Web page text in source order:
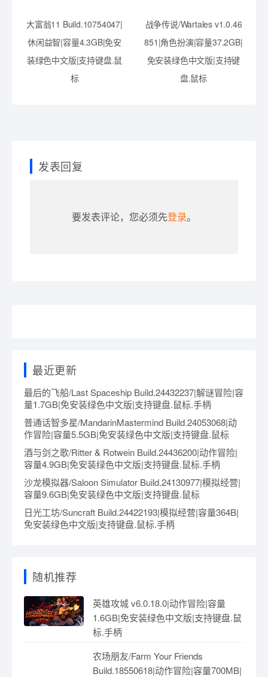
大富翁11 Build.10754047|
休闲益智|容量4.3GB|免安
装绿色中文版|支持键盘.鼠
标
战争传说/Wartales v1.0.46
851|角色扮演|容量37.2GB|
免安装绿色中文版|支持键
盘.鼠标
发表回复
要发表评论，您必须先登录。
最近更新
最后的飞船/Last Spaceship Build.24432237|解谜冒险|容
量1.7GB|免安装绿色中文版|支持键盘.鼠标.手柄
普通话智多星/MandarinMastermind Build.24053068|动
作冒险|容量5.5GB|免安装绿色中文版|支持键盘.鼠标
酒与剑之歌/Ritter & Rotwein Build.24436200|动作冒险|
容量4.9GB|免安装绿色中文版|支持键盘.鼠标.手柄
沙龙模拟器/Saloon Simulator Build.24130977|模拟经营|
容量9.6GB|免安装绿色中文版|支持键盘.鼠标
日光工坊/Suncraft Build.24422193|模拟经营|容量364B|
免安装绿色中文版|支持键盘.鼠标.手柄
随机推荐
英雄攻城 v6.0.18.0|动作冒险|容量
1.6GB|免安装绿色中文版|支持键盘.鼠
标.手柄
农场朋友/Farm Your Friends
Build.18550618|动作冒险|容量700MB|